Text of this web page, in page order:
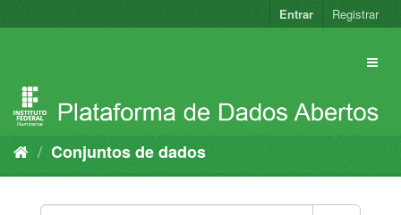
para
Entrar Registrar
Conjuntos de dados